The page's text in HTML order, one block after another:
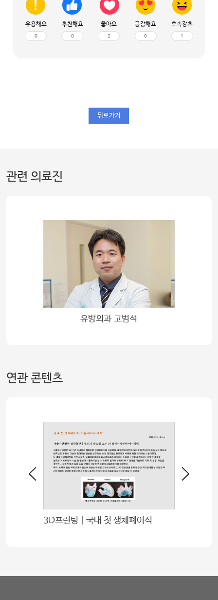
유용해요
0
추천해요
0
좋아요
2
공감해요
0
후속강추
1
뒤로가기
관련 의료진
유방외과 고범석
연관 콘텐츠
3D프린팅 | 국내 첫 생체폐이식